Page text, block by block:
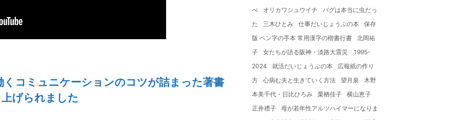
くコミュニケーションのコツが詰まった著書
げられました
べ
オリカワシュウイチ
バグは本当に虫だっ
た
三木ひとみ 仕事だいじょうぶの本
保存
版 ペン字の手本 常用漢字の楷書行書
北岡祐
子
女たちが語る阪神・淡路大震災 1995-
2024
就活だいじょうぶの本
広報紙の作り
方
心病む夫と生きていく方法 望月泉
木野
本美千代・日比ひろみ
栗栖佳子
横山恵子
正井禮子
母が若年性アルツハイマーになりま